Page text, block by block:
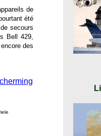
de
été
secours
Bell 429,
des